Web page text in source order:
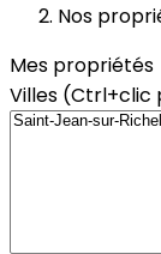
Nos
Mes propriétés
Villes (Ctrl+clic